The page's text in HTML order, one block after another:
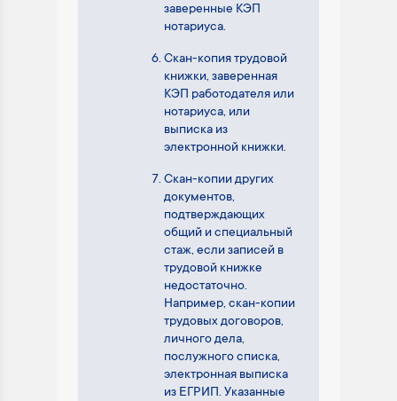
заверенные КЭП
нотариуса.
Скан-копия трудовой
книжки, заверенная
КЭП работодателя или
нотариуса, или
выписка из
электронной книжки.
Скан-копии других
документов,
подтверждающих
общий и специальный
стаж, если записей в
трудовой книжке
недостаточно.
Например, скан-копии
трудовых договоров,
личного дела,
послужного списка,
электронная выписка
из ЕГРИП. Указанные